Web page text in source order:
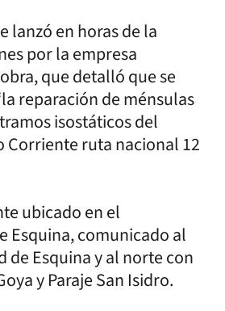
lanzó en horas de la
por la empresa
que detalló que se
reparación de ménsulas
isostáticos del
Corriente ruta nacional 12
ubicado en el
Esquina, comunicado al
de Esquina y al norte con
y Paraje San Isidro.